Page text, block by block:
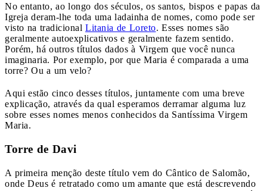
No entanto, ao longo dos séculos, os santos, bispos e papas da
Igreja deram-lhe toda uma ladainha de nomes, como pode ser
visto na tradicional Litania de Loreto. Esses nomes são
geralmente autoexplicativos e geralmente fazem sentido.
Porém, há outros títulos dados à Virgem que você nunca
imaginaria. Por exemplo, por que Maria é comparada a uma
torre? Ou a um velo?
Aqui estão cinco desses títulos, juntamente com uma breve
explicação, através da qual esperamos derramar alguma luz
sobre esses nomes menos conhecidos da Santíssima Virgem
Maria.
Torre de Davi
A primeira menção deste título vem do Cântico de Salomão,
onde Deus é retratado como um amante que está descrevendo